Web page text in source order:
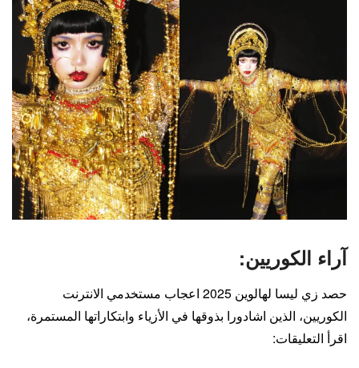
آراء الكوريين:
حصد زي ليسا لهالوين 2025 اعجاب مستخدمي الانترنت
الكوريين، الذين اشادورا بذوقها في الأزياء وابتكاراتها المستمرة،
اقرأ التعليقات: